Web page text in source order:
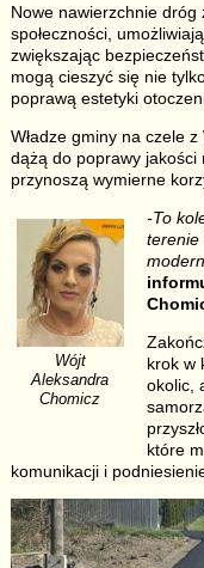
Nowe nawierzchnie dróg
społeczności,
zwiększając
mogą cieszyć się nie
poprawą estetyki
Władze gminy na czele
dążą do poprawy jakości
przynoszą wymierne
Wójt
Aleksandra
Chomicz
-To
terenie
krok w
okolic,
które
komunikacji i